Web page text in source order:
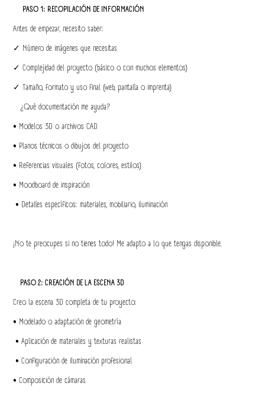
PASO 1: RECOPILACIÓN DE INFORMACIÓN
Antes de empezar, necesito saber:
✓ Número de imágenes que necesitas
✓ Complejidad del proyecto (básico o con muchos elementos)
✓ Tamaño, formato y uso final (web, pantalla o imprenta)
¿Qué documentación me ayuda?
• Modelos 3D o archivos CAD
• Planos técnicos o dibujos del proyecto
• Referencias visuales (fotos, colores, estilos)
• Moodboard de inspiración
• Detalles específicos: materiales, mobiliario, iluminación
¡No te preocupes si no tienes todo! Me adapto a lo que tengas disponible.
PASO 2: CREACIÓN DE LA ESCENA 3D
Creo la escena 3D completa de tu proyecto:
• Modelado o adaptación de geometría
• Aplicación de materiales y texturas realistas
• Configuración de iluminación profesional
• Composición de cámaras